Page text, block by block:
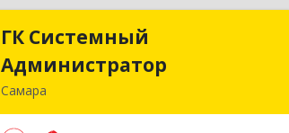
ГК Системный
Администратор
Самара
ГК Системный
Администратор